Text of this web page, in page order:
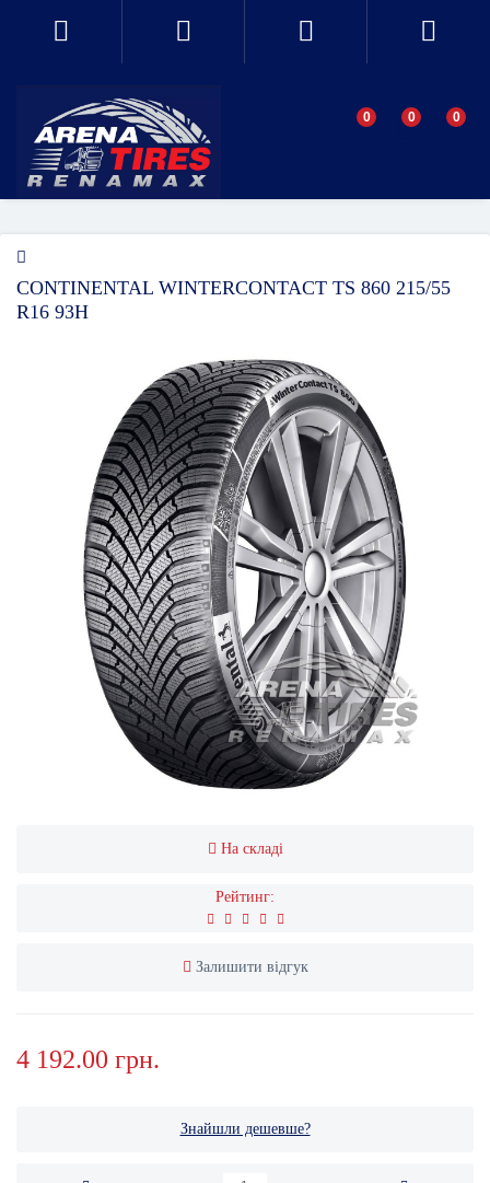
0 0 0
CONTINENTAL WINTERCONTACT TS 860 215/55
R16 93H
На складі
Рейтинг:
Залишити відгук
4 192.00 грн.
Знайшли дешевше?